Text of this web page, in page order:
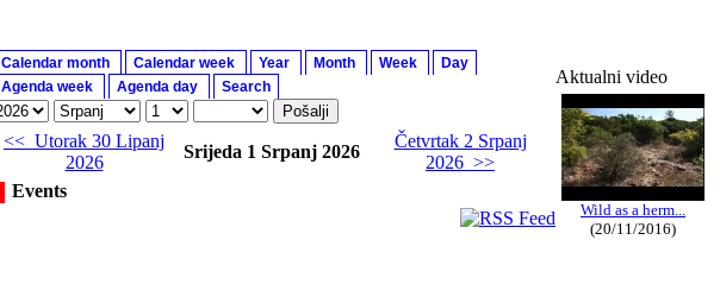
Calendar month Calendar week Year Month Week
Day
Agenda week
Agenda day Search
<< Utorak 30 Lipanj
2026
Srijeda 1 Srpanj 2026
Četvrtak 2 Srpanj
2026 >>
Events
Aktualni video
Wild as a herm...
(20/11/2016)